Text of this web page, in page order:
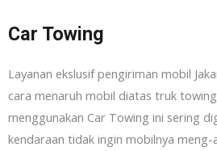
Car Towing
Layanan ekslusif pengiriman mobil
cara menaruh mobil diatas truk
menggunakan Car Towing ini sering
kendaraan tidak ingin mobilnya meng-